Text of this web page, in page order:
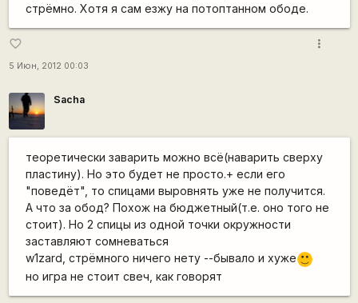
стрёмно. Хотя я сам езжу на потоптанном ободе.
favorite_border
5 Июн, 2012 00:03
more_vert
Sacha
теоретически заварить можно всё(наварить сверху
пластину). Но это будет не просто.+ если его
"поведёт", то спицами выровнять уже не получится.
А что за обод? Похож на бюджетный(т.е. оно того не
стоит). Но 2 спицы из одной точки окружности
заставляют сомневаться
w1zard, стрёмного ничего нету --бывало и хуже :)
но игра не стоит свеч, как говорят